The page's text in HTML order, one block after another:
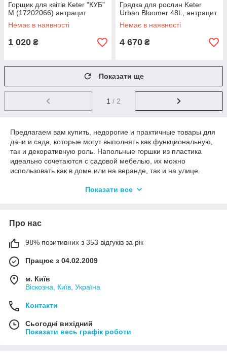
Горщик для квітів Keter "КУБ"
М (17202066) антрацит
Немає в наявності
1 020 ₴
Грядка для рослин Keter
Urban Bloomer 48L, антрацит
Немає в наявності
4 670 ₴
Показати ще
1 / 2
Предлагаем вам купить, недорогие и практичные товары для
дачи и сада, которые могут выполнять как функциональную,
так и декоративную роль. Напольные горшки из пластика
идеально сочетаются с садовой мебелью, их можно
использовать как в доме или на веранде, так и на улице.
материалом. Кроме этого, за ним легко ухаживать, а
классическом, нейтральном варианте. Низкая цена (по
сравнению с вазонами из натурального камня либо
искусственного аналога) еще одно из достоинств.
Купить кашпо для цветов выгодно! Стильные напольные и
подвесные кашпо для цветов из высококачественного
пластика выполнены в плетёном дизайне, идеально
сочетаются с садовой мебелью под ротанг. Низкие цены!
В нашем интернет-магазине представлен большой
растений. Приобретая горшок Вы можете быть уверены не
Показати все
Про нас
98% позитивних з 353 відгуків за рік
Працює з 04.02.2009
м. Київ
Віскозна, Київ, Україна
Контакти
Сьогодні вихідний
Показати весь графік роботи